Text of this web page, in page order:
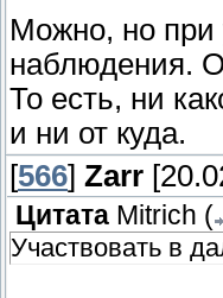
Можно, но при
наблюдения.
То есть, ни
и ни от куда.
[566] Zarr
Цитата Mitrich (
Участвовать в